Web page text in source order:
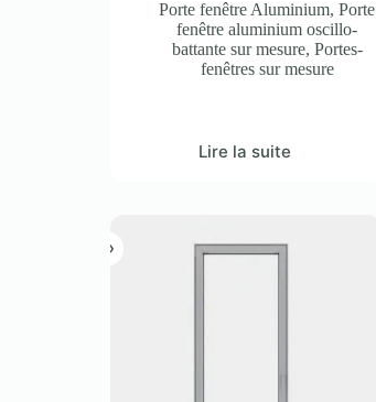
Porte fenêtre Aluminium,Porte
fenêtre aluminium oscillo-
battante sur mesure, Portes-
fenêtres sur mesure
Lire la suite